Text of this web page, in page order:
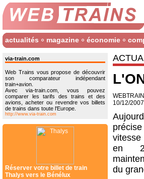
actualités magazine économie
via-train.com
Web Trains vous propose de découvrir
son comparateur indépendant
train+avion.
Avec via-train.com, vous pouvez
comparer les tarifs des trains et des
avions, acheter ou revendre vos billets
de trains dans toute l'Europe.
http://www.via-train.com
Réserver votre billet de train
Thalys vers le Bénélux
10/12/
en
du